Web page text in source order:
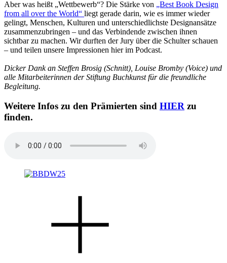
Aber was heißt „Wettbewerb“? Die Stärke von „Best Book Design
from all over the World“ liegt gerade darin, wie es immer wieder
gelingt, Menschen, Kulturen und unterschiedlichste Designansätze
zusammenzubringen – und das Verbindende zwischen ihnen
sichtbar zu machen. Wir durften der Jury über die Schulter schauen
– und teilen unsere Impressionen hier im Podcast.
Dicker Dank an Steffen Brosig (Schnitt), Louise Bromby (Voice) und
alle Mitarbeiterinnen der Stiftung Buchkunst für die freundliche
Begleitung.
Weitere Infos zu den Prämierten sind HIER zu
finden.